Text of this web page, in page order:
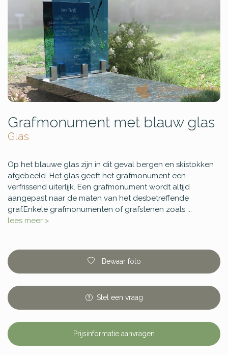
Grafmonument met blauw glas
Glas
Op het blauwe glas zijn in dit geval bergen en skistokken
afgebeeld. Het glas geeft het grafmonument een
verfrissend uiterlijk. Een grafmonument wordt altijd
aangepast naar de maten van het desbetreffende
graf.Enkele grafmonumenten of grafstenen zoals ...
lees meer >
Bewaar foto
Stel een vraag
Prijsinformatie aanvragen